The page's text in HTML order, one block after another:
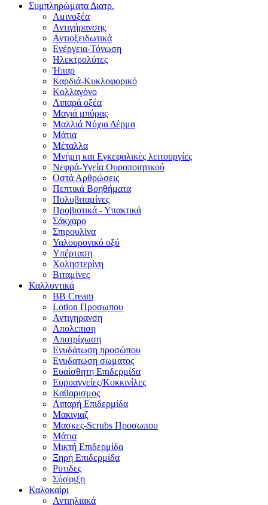
Συμπληρώματα Διατρ.
Αμινοξέα
Αντιγήρανσης
Αντιοξειδωτικά
Ενέργεια-Τόνωση
Ηλεκτρολύτες
Ήπαρ
Καρδιά-Κυκλοφορικό
Κολλαγόνο
Λιπαρά οξέα
Μαγιά μπύρας
Μαλλιά Νύχια Δέρμα
Μάτια
Μέταλλα
Μνήμη και Εγκεφαλικές λειτουργίες
Νεφρά-Υγεία Ουροποιητικού
Οστά Αρθρώσεις
Πεπτικά Βοηθήματα
Πολυβιταμίνες
Προβιοτικά - Υπακτικά
Σάκχαρο
Σπιρουλίνα
Υαλουρονικό οξύ
Υπέρταση
Χοληστερίνη
Βιταμίνες
Καλλυντικά
BB Cream
Lotion Προσωπου
Αντιγηρανση
Απολεπιση
Αποτρίχωση
Ενυδάτωση προσώπου
Ενυδατωση σωματος
Ευαίσθητη Επιδερμίδα
Ευρυαγγείες/Κοκκινίλες
Καθαρισμος
Λιπαρή Επιδερμίδα
Μακιγιαζ
Μασκες-Scrubs Προσωπου
Μάτια
Μικτή Επιδερμίδα
Ξηρή Επιδερμίδα
Ρυτιδες
Σύσφιξη
Καλοκαίρι
Αντιηλιακά